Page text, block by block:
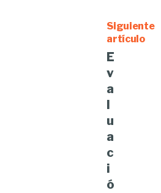
Siguiente
artículo
E
v
a
u
a
c
i
ó